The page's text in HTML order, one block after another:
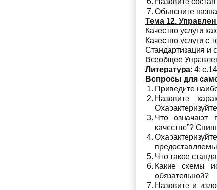
Назовите
Объясните
Тема 12.
Качество услуги
Качество услуги с
Стандартизация и
Всеобщее
Литература: 4:
Вопросы для
Приведите
Назовите
Что означают
качество”?
Что такое
Какие схемы
обязательной?
Назовите и